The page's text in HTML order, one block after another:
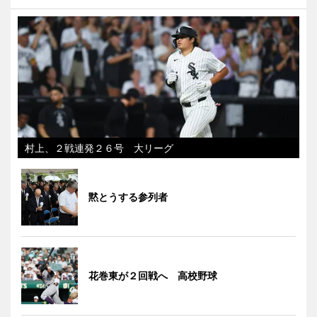
村上、２戦連発２６号 大リーグ
黙とうする参列者
花巻東が２回戦へ 高校野球